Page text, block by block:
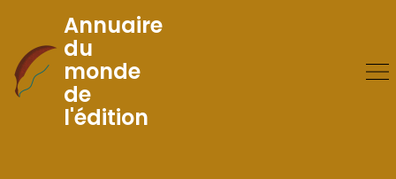
Skip
to
Content
Annuaire
du
monde
de
l'édition